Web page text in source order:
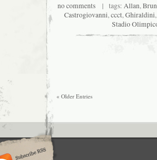
no comments| tags: Allan,
Castrogiovanni,ccct,Ghiraldini,
Stadio
« Older Entries